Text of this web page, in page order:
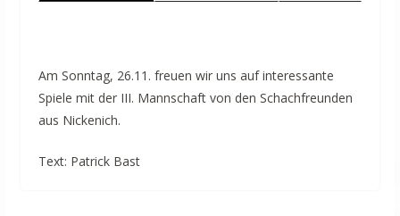
Am Sonntag, 26.11. freuen wir uns auf interessante
Spiele mit der III. Mannschaft von den Schachfreunden
aus Nickenich.
Text: Patrick Bast